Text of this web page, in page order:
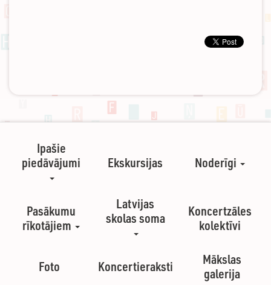
Ipašie
piedāvājumi
Ekskursijas Noderīgi
Pasākumu
rīkotājiem
Latvijas
skolas soma
Koncertzāles
kolektīvi
Foto Koncertieraksti
Mākslas
galerija